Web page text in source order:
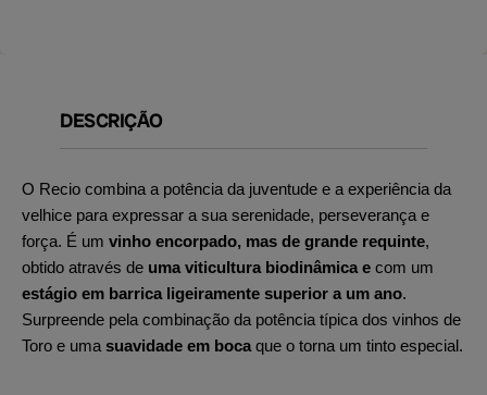
DESCRIÇÃO
O Recio combina a potência da juventude e a experiência da
velhice para expressar a sua serenidade, perseverança e
força. É um vinho encorpado, mas de grande requinte,
obtido através de uma viticultura biodinâmica e com um
estágio em barrica ligeiramente superior a um ano.
Surpreende pela combinação da potência típica dos vinhos de
Toro e uma suavidade em boca que o torna um tinto especial.